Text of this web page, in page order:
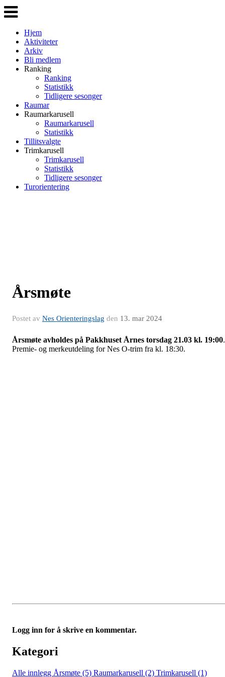
Veksle
navigasjon
Hjem
Aktiviteter
Arkiv
Bli medlem
Ranking
Ranking
Statistikk
Tidligere sesonger
Raumar
Raumarkarusell
Raumarkarusell
Statistikk
Tillitsvalgte
Trimkarusell
Trimkarusell
Statistikk
Tidligere sesonger
Turorientering
Årsmøte
Postet av Nes Orienteringslag den 13. mar 2024
Årsmøte avholdes på Pakkhuset Årnes torsdag 21.03 kl. 19:00.
Premie- og merkeutdeling for Nes O-trim fra kl. 18:30.
Logg inn for å skrive en kommentar.
Kategori
Alle innlegg Årsmøte (5) Raumarkarusell (2) Trimkarusell (1)